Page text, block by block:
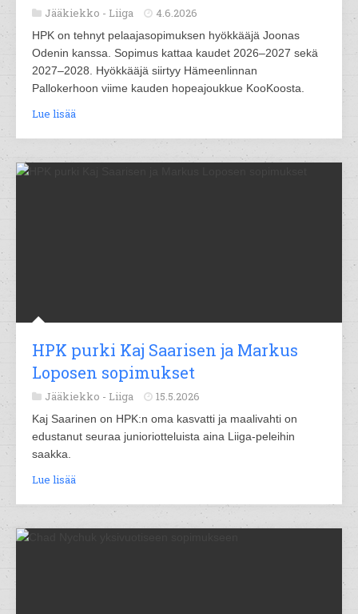
Jääkiekko - Liiga 4.6.2026
HPK on tehnyt pelaajasopimuksen hyökkääjä Joonas
Odenin kanssa. Sopimus kattaa kaudet 2026–2027 sekä
2027–2028. Hyökkääjä siirtyy Hämeenlinnan
Pallokerhoon viime kauden hopeajoukkue KooKoosta.
Lue lisää
HPK purki Kaj Saarisen ja Markus
Loposen sopimukset
Jääkiekko - Liiga 15.5.2026
Kaj Saarinen on HPK:n oma kasvatti ja maalivahti on
edustanut seuraa junioriotteluista aina Liiga-peleihin
saakka.
Lue lisää